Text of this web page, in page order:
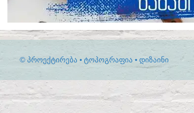
© ᲞᲠᲝᲔᲥᲢᲘᲠᲔᲑᲐ • ᲢᲝᲞᲝᲒᲠᲐᲤᲘᲐ • ᲓᲘᲖᲐᲘᲜᲘ